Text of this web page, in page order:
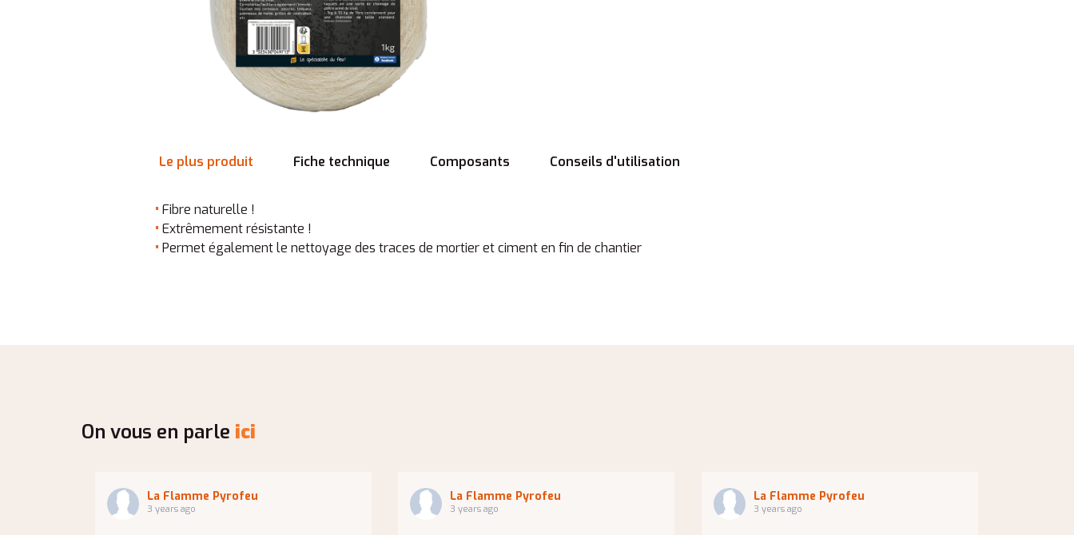
Le plus produit Fiche technique Composants Conseils d'utilisation
• Fibre naturelle !
• Extrêmement résistante !
• Permet également le nettoyage des traces de mortier et ciment en fin de chantier
On vous en parle ici
La Flamme Pyrofeu
3 years ago
La Flamme Pyrofeu
3 years ago
La Flamme Pyrofeu
3 years ago